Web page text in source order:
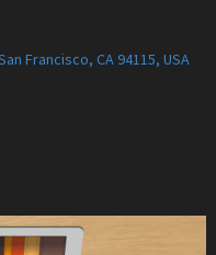
Francisco, CA 94115, USA